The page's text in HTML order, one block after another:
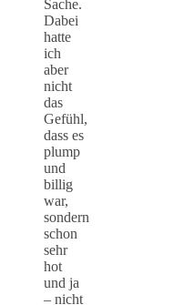
Sache.
Dabei
hatte
ich
aber
nicht
das
Gefühl,
dass es
plump
und
billig
war,
sondern
schon
sehr
hot
und ja
– nicht